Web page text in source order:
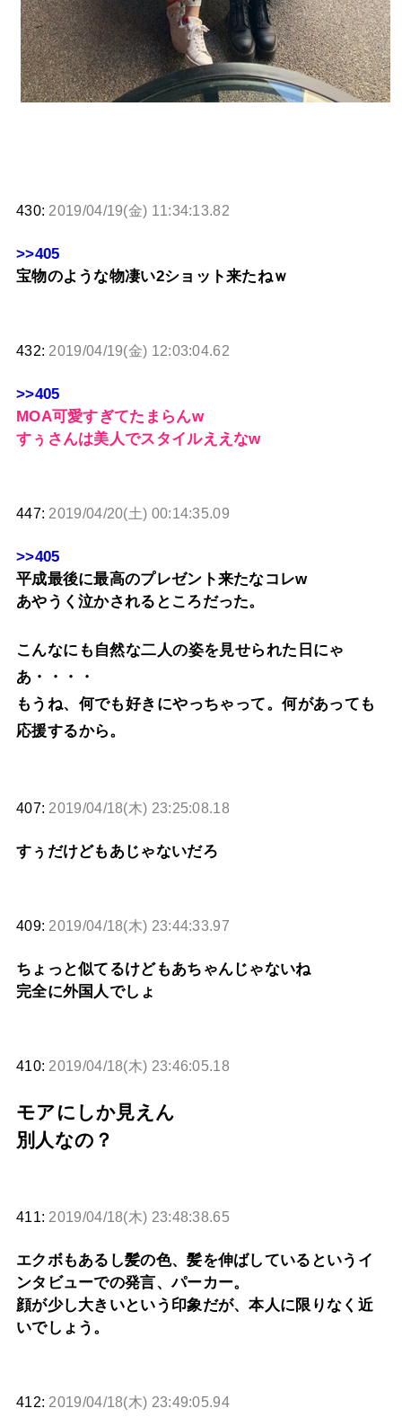
430: 2019/04/19(金) 11:34:13.82
>>405
宝物のような物凄い2ショット来たねｗ
432: 2019/04/19(金) 12:03:04.62
>>405
MOA可愛すぎてたまらんw
すぅさんは美人でスタイルええなw
447: 2019/04/20(土) 00:14:35.09
>>405
平成最後に最高のプレゼント来たなコレw
あやうく泣かされるところだった。
こんなにも自然な二人の姿を見せられた日にゃ
あ・・・・
もうね、何でも好きにやっちゃって。何があっても
応援するから。
407: 2019/04/18(木) 23:25:08.18
すぅだけどもあじゃないだろ
409: 2019/04/18(木) 23:44:33.97
ちょっと似てるけどもあちゃんじゃないね
完全に外国人でしょ
410: 2019/04/18(木) 23:46:05.18
モアにしか見えん
別人なの？
411: 2019/04/18(木) 23:48:38.65
エクボもあるし髪の色、髪を伸ばしているというイ
ンタビューでの発言、パーカー。
顔が少し大きいという印象だが、本人に限りなく近
いでしょう。
412: 2019/04/18(木) 23:49:05.94